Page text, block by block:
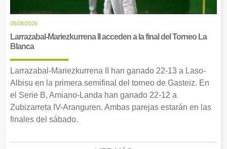
05/08/2026
Larrazabal-Mariezkurrena II acceden a la final del Torneo La
Blanca
Larrazabal-Mariezkurrena II han ganado 22-13 a Laso-
Albisu en la primera semifinal del torneo de Gasteiz. En
el Serie B, Amiano-Landa han ganado 22-12 a
Zubizarreta IV-Aranguren. Ambas parejas estarán en las
finales del sábado.